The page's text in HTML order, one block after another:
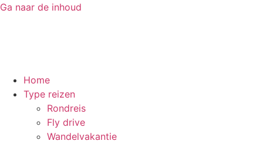
Ga naar de inhoud
Home
Type reizen
Rondreis
Fly drive
Wandelvakantie